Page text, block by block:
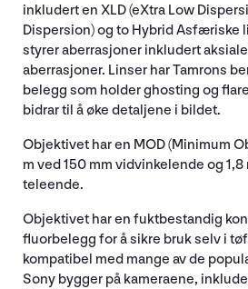
inkludert en XLD (eXtra Low
Dispersion) og to Hybrid Asfæriske
styrer aberrasjoner inkludert
aberrasjoner. Linser har Tamrons
belegg som holder ghosting og
bidrar til å øke detaljene i bildet.
Objektivet har en MOD (Minimum
m ved 150 mm vidvinkelende og
teleende.
Objektivet har en fuktbestandig
fluorbelegg for å sikre bruk selv i
kompatibel med mange av de
Sony bygger på kameraene,